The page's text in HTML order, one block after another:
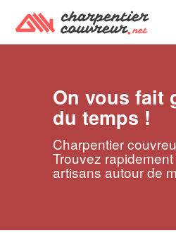
On vous fait
du temps !
Charpentier
Trouvez
artisans autour de